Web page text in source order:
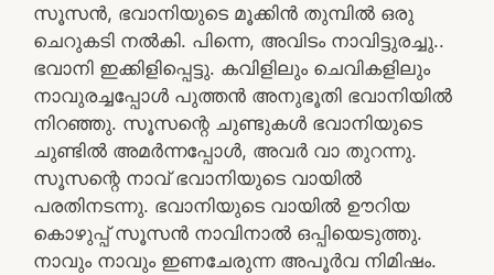
സൂസൻ, ഭവാനിയുടെ മൂക്കിൻ തുമ്പിൽ ഒരു
ചെറുകടി നൽകി. പിന്നെ, അവിടം നാവിട്ടുരച്ചു..
ഭവാനി ഇക്കിളിപ്പെട്ടു. കവിളിലും ചെവികളിലും
നാവുരച്ചപ്പോൾ പുത്തൻ അനുഭൂതി ഭവാനിയിൽ
നിറഞ്ഞു. സൂസന്റെ ചുണ്ടുകൾ ഭവാനിയുടെ
ചുണ്ടിൽ അമർന്നപ്പോൾ, അവർ വാ തുറന്നു.
സൂസന്റെ നാവ് ഭവാനിയുടെ വായിൽ
പരതിനടന്നു. ഭവാനിയുടെ വായിൽ ഊറിയ
കൊഴുപ്പ് സൂസൻ നാവിനാൽ ഒപ്പിയെടുത്തു.
നാവും നാവും ഇണചേരുന്ന അപൂർവ നിമിഷം.